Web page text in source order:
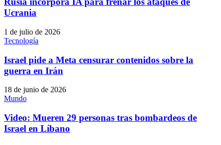
Ucrania
1 de julio de 2026
Tecnología
Israel pide a Meta censurar contenidos sobre la
guerra en Irán
18 de junio de 2026
Mundo
Video: Mueren 29 personas tras bombardeos de
Israel en Líbano